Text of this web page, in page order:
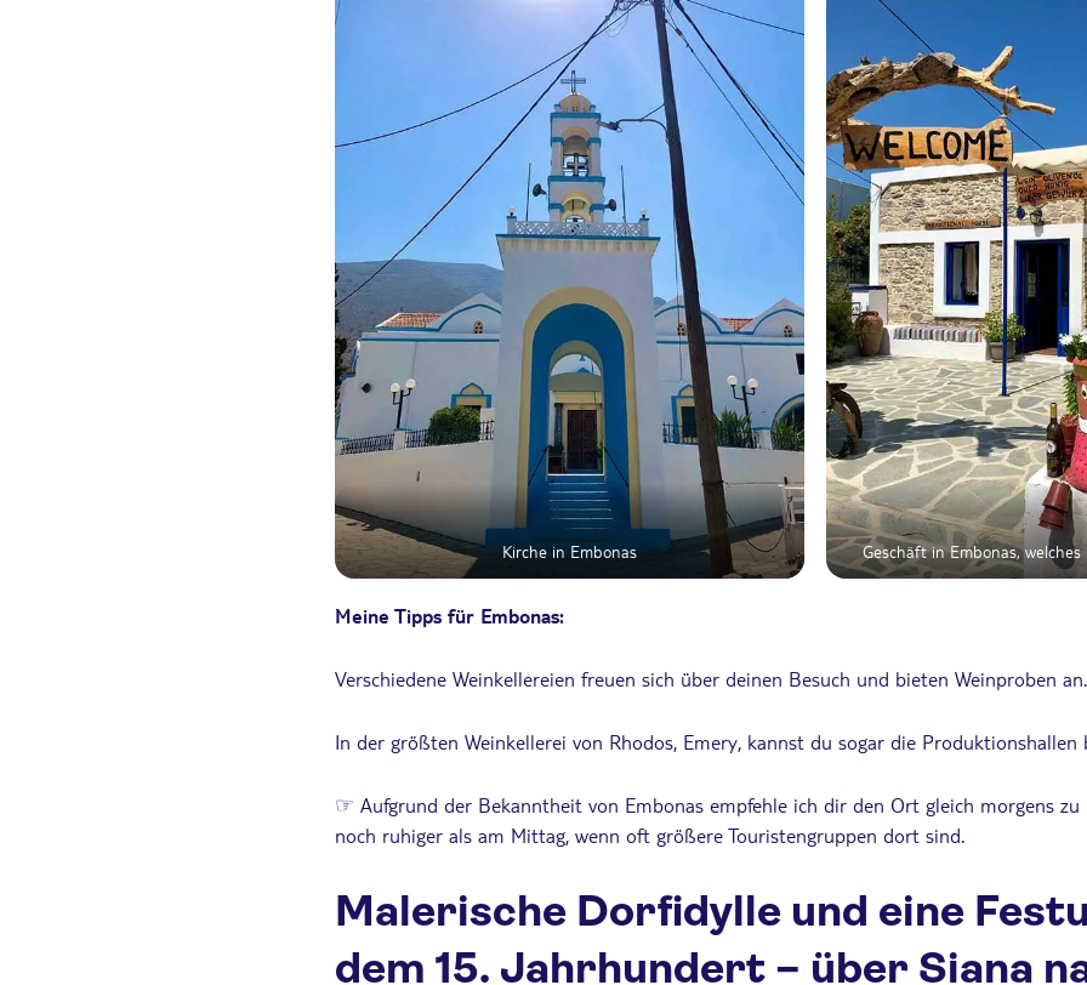
Kirche in Embonas Geschäft in Embonas,
Meine Tipps für Embonas:
Verschiedene Weinkellereien freuen sich über deinen Besuch und bieten Weinproben an.
In der größten Weinkellerei von Rhodos, Emery, kannst du sogar die Produktionshallen
☞ Aufgrund der Bekanntheit von Embonas empfehle ich dir den Ort gleich morgens zu
noch ruhiger als am Mittag, wenn oft größere Touristengruppen dort sind.
Malerische Dorfidylle und eine
dem 15. Jahrhundert – über Siana